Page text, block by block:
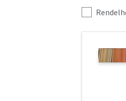
szűrés
További
szűrők